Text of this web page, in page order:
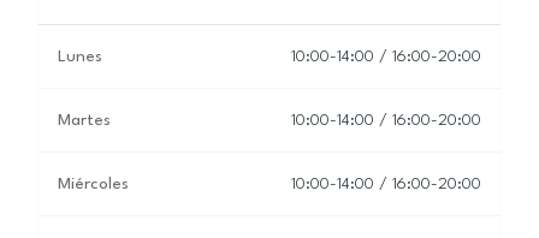
Lunes 10:00-14:00 / 16:00-20:00
Martes 10:00-14:00 / 16:00-20:00
Miércoles 10:00-14:00 / 16:00-20:00